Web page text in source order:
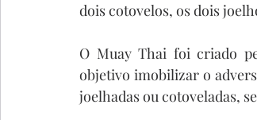
dois cotovelos, os dois
O Muay Thai foi criado
objetivo imobilizar o
joelhadas ou cotoveladas,